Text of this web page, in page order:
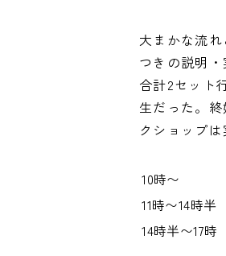
大まかな流
つきの説明
合計2セット
生だった。
クショップは
10時〜
11時〜14時半
14時半〜17時